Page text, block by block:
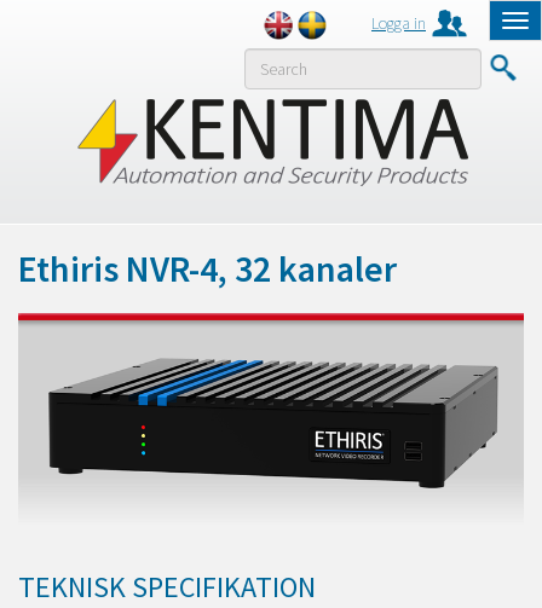
Logga in
MENY
Ethiris NVR-4, 32 kanaler
TEKNISK SPECIFIKATION